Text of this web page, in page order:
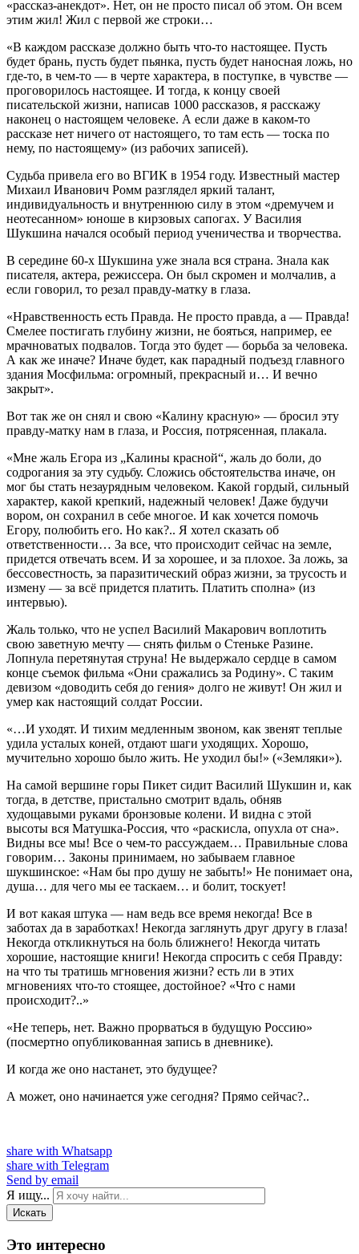
«рассказ-анекдот». Нет, он не просто писал об этом. Он всем
этим жил! Жил с первой же строки…
«В каждом рассказе должно быть что-то настоящее. Пусть
будет брань, пусть будет пьянка, пусть будет наносная ложь, но
где-то, в чем-то — в черте характера, в поступке, в чувстве —
проговорилось настоящее. И тогда, к концу своей
писательской жизни, написав 1000 рассказов, я расскажу
наконец о настоящем человеке. А если даже в каком-то
рассказе нет ничего от настоящего, то там есть — тоска по
нему, по настоящему» (из рабочих записей).
Судьба привела его во ВГИК в 1954 году. Известный мастер
Михаил Иванович Ромм разглядел яркий талант,
индивидуальность и внутреннюю силу в этом «дремучем и
неотесанном» юноше в кирзовых сапогах. У Василия
Шукшина начался особый период ученичества и творчества.
В середине 60-х Шукшина уже знала вся страна. Знала как
писателя, актера, режиссера. Он был скромен и молчалив, а
если говорил, то резал правду-матку в глаза.
«Нравственность есть Правда. Не просто правда, а — Правда!
Смелее постигать глубину жизни, не бояться, например, ее
мрачноватых подвалов. Тогда это будет — борьба за человека.
А как же иначе? Иначе будет, как парадный подъезд главного
здания Мосфильма: огромный, прекрасный и… И вечно
закрыт».
Вот так же он снял и свою «Калину красную» — бросил эту
правду-матку нам в глаза, и Россия, потрясенная, плакала.
«Мне жаль Егора из „Калины красной“, жаль до боли, до
содрогания за эту судьбу. Сложись обстоятельства иначе, он
мог бы стать незаурядным человеком. Какой гордый, сильный
характер, какой крепкий, надежный человек! Даже будучи
вором, он сохранил в себе многое. И как хочется помочь
Егору, полюбить его. Но как?.. Я хотел сказать об
ответственности… За все, что происходит сейчас на земле,
придется отвечать всем. И за хорошее, и за плохое. За ложь, за
бессовестность, за паразитический образ жизни, за трусость и
измену — за всё придется платить. Платить сполна» (из
интервью).
Жаль только, что не успел Василий Макарович воплотить
свою заветную мечту — снять фильм о Стеньке Разине.
Лопнула перетянутая струна! Не выдержало сердце в самом
конце съемок фильма «Они сражались за Родину». С таким
девизом «доводить себя до гения» долго не живут! Он жил и
умер как настоящий солдат России.
«…И уходят. И тихим медленным звоном, как звенят теплые
удила усталых коней, отдают шаги уходящих. Хорошо,
мучительно хорошо было жить. Не уходил бы!» («Земляки»).
На самой вершине горы Пикет сидит Василий Шукшин и, как
тогда, в детстве, пристально смотрит вдаль, обняв
худощавыми руками бронзовые колени. И видна с этой
высоты вся Матушка-Россия, что «раскисла, опухла от сна».
Видны все мы! Все о чем-то рассуждаем… Правильные слова
говорим… Законы принимаем, но забываем главное
шукшинское: «Нам бы про душу не забыть!» Не понимает она,
душа… для чего мы ее таскаем… и болит, тоскует!
И вот какая штука — нам ведь все время некогда! Все в
заботах да в заработках! Некогда заглянуть друг другу в глаза!
Некогда откликнуться на боль ближнего! Некогда читать
хорошие, настоящие книги! Некогда спросить с себя Правду:
на что ты тратишь мгновения жизни? есть ли в этих
мгновениях что-то стоящее, достойное? «Что с нами
происходит?..»
«Не теперь, нет. Важно прорваться в будущую Россию»
(посмертно опубликованная запись в дневнике).
И когда же оно настанет, это будущее?
А может, оно начинается уже сегодня? Прямо сейчас?..
share with Whatsapp
share with Telegram
Send by email
Я ищу...
Искать
Это интересно